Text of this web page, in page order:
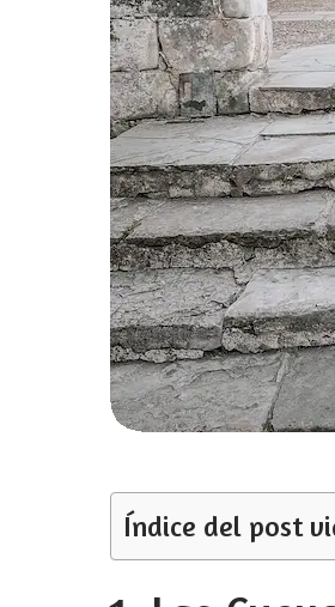
Índice del post